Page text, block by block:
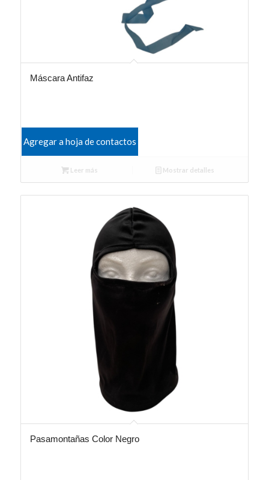
Máscara Antifaz
Agregar a hoja de contactos
Leer más Mostrar detalles
Pasamontañas Color Negro